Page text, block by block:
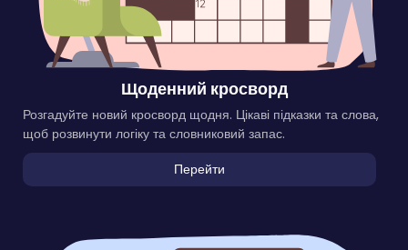
Щоденний кросворд
Розгадуйте новий кросворд щодня. Цікаві підказки та слова,
щоб розвинути логіку та словниковий запас.
Перейти